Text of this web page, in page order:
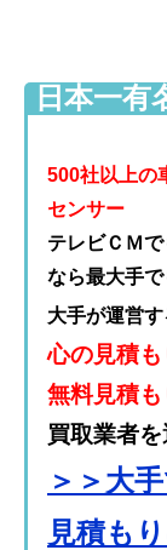
日本一有
500社以上の
センサー
テレビＣＭ
なら最大手
大手が運営
心の見積
無料見積
買取業者
＞＞大
見積も